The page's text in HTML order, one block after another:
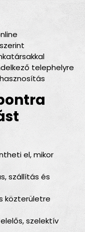
telephelyre
el, mikor
szállítás és
közterületre
szelektív